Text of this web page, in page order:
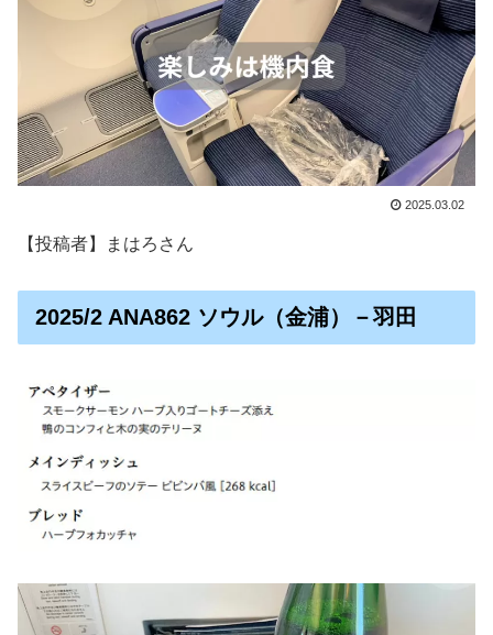
2025.03.02
【投稿者】まはろさん
2025/2 ANA862 ソウル（金浦）－羽田